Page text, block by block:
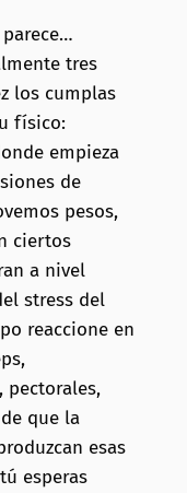
tres
los cumplas
físico:
empieza
de
pesos,
ciertos
a nivel
stress del
reaccione en
pectorales,
que la
esas
esperas